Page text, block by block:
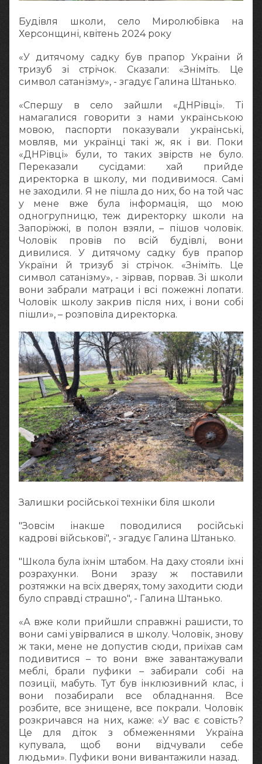
Будівля школи, село Миролюбівка на
Херсонщині, квітень 2024 року
«У дитячому садку був прапор України й
тризуб зі стрічок. Сказали: «Зніміть. Це
символ сатанізму», - згадує Галина Штанько.
«Спершу в село зайшли «ДНРівці». Ті
намагалися говорити з нами українською
мовою, паспорти показували українські,
мовляв, ми українці такі ж, як і ви. Поки
«ДНРівці» були, то таких звірств не було.
Переказали сусідами: хай прийде
директорка в школу, ми подивимося. Самі
не заходили. Я не пішла до них, бо на той час
у мене вже була інформація, що мою
одногрупницю, теж директорку школи на
Запоріжжі, в полон взяли, – пішов чоловік.
Чоловік провів по всій будівлі, вони
дивилися. У дитячому садку був прапор
України й тризуб зі стрічок. «Зніміть. Це
символ сатанізму», - зірвав, порвав. Зі школи
вони забрали матраци і всі пожежні лопати.
Чоловік школу закрив після них, і вони собі
пішли», – розповіла директорка.
Залишки російської техніки біля школи
"Зовсім інакше поводилися російські
кадрові військові", - згадує Галина Штанько.
"Школа була їхнім штабом. На даху стояли їхні
розрахунки. Вони зразу ж поставили
розтяжки на всіх дверях, тому заходити сюди
було справді страшно", - Галина Штанько.
«А вже коли прийшли справжні рашисти, то
вони самі увірвалися в школу. Чоловік, знову
ж таки, мене не допустив сюди, приїхав сам
подивитися – то вони вже завантажували
меблі, брали пуфики – забирали собі на
позиції, мабуть. Тут був інклюзивний клас, і
вони позабирали все обладнання. Все
розбите, все знищене, все покрали. Чоловік
розкричався на них, каже: «У вас є совість?
Це для діток з обмеженнями Україна
купувала, щоб вони відчували себе
людьми». Пуфики вони вивантажили назад.